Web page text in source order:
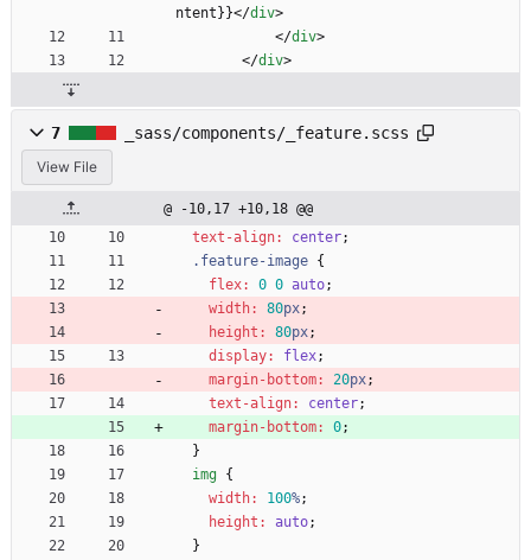
ntent}}</div>
</div>
</div>
7 _sass/components/_feature.scss
View File
@ -10,17 +10,18 @@
text-align: center;
. feature-image {
flex: 0 0 auto;
width: 80px;
height : 80px;
display: flex;
margin-bottom: 20px;
text-align: center;
margin-bottom: 0;
}
img {
width: 100%;
height : auto;
}